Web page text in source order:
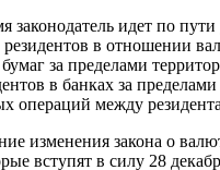
законодатель идет по
резидентов в отношении
за пределами
в банках за
операций между
изменения закона о
вступят в силу 28